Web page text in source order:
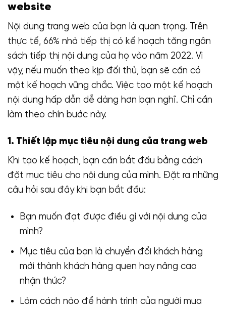
website
Nội dung trang web của bạn là quan trọng. Trên
thực tế, 66% nhà tiếp thị có kế hoạch tăng ngân
sách tiếp thị nội dung của họ vào năm 2022. Vì
vậy, nếu muốn theo kịp đối thủ, bạn sẽ cần có
một kế hoạch vững chắc. Việc tạo một kế hoạch
nội dung hấp dẫn dễ dàng hơn bạn nghĩ. Chỉ cần
làm theo chín bước này.
1. Thiết lập mục tiêu nội dung của trang web
Khi tạo kế hoạch, bạn cần bắt đầu bằng cách
đặt mục tiêu cho nội dung của mình. Đặt ra những
câu hỏi sau đây khi bạn bắt đầu:
Bạn muốn đạt được điều gì với nội dung của
mình?
Mục tiêu của bạn là chuyển đổi khách hàng
mới thành khách hàng quen hay nâng cao
nhận thức?
Làm cách nào để hành trình của người mua